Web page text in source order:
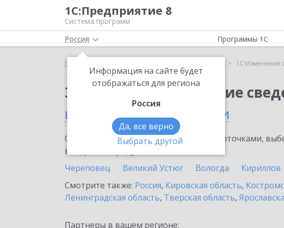
1С:Предприятие 8
Система программ
Россия
Информация на сайте будет
отображаться для региона
Россия
Да, все верно
Выбрать другой
Программы 1С
Главная 1С:Изменение
Заказать 1С:Изменение
в Вологодской области
Ознакомьтесь с информационными карточками,
внедрение продукта.
Череповец
Великий Устюг Вологда Кириллов
Смотрите также: Россия, Кировская область,
Ленинградская область, Тверская область,
Партнеры в вашем регионе: